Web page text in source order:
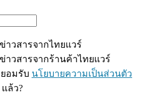
าวสารจากไทยแวร์
าวสารจากร้านค้าไทยแวร์
อมรับ นโยบายความเป็นส่วนตัว
แล้ว?